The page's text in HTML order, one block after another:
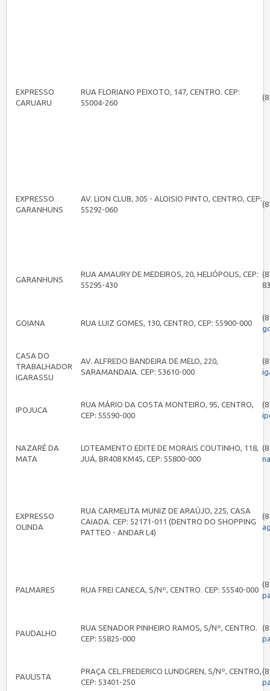
EXPRESSO
CARUARU
RUA FLORIANO PEIXOTO, 147, CENTRO. CEP:
55004-260
EXPRESSO
GARANHUNS
AV. LION CLUB, 305 - ALOISIO PINTO, CENTRO, CEP:
55292-060
GARANHUNS
RUA AMAURY DE MEDEIROS, 20, HELIÓPOLIS, CEP:
55295-430
GOIANA RUA LUIZ GOMES, 130, CENTRO, CEP: 55900-000
CASA DO
TRABALHADOR
IGARASSU
AV. ALFREDO BANDEIRA DE MELO, 220,
SARAMANDAIA. CEP: 53610-000
IPOJUCA
RUA MÁRIO DA COSTA MONTEIRO, 95, CENTRO,
CEP: 55590-000
NAZARÉ DA
MATA
LOTEAMENTO EDITE DE MORAIS COUTINHO, 118,
JUÁ, BR408 KM45, CEP: 55800-000
EXPRESSO
OLINDA
RUA CARMELITA MUNIZ DE ARAÚJO, 225, CASA
CAIADA. CEP: 52171-011 (DENTRO DO SHOPPING
PATTEO - ANDAR L4)
PALMARES RUA FREI CANECA, S/Nº, CENTRO. CEP: 55540-000
PAUDALHO
RUA SENADOR PINHEIRO RAMOS, S/Nº, CENTRO.
CEP: 55825-000
PAULISTA
PRAÇA CEL.FREDERICO LUNDGREN, S/Nº, CENTRO,
CEP: 53401-250